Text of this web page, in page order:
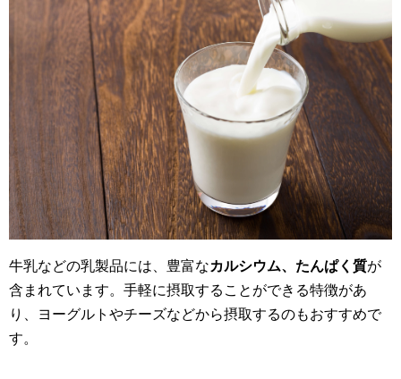
牛乳などの乳製品には、豊富なカルシウム、たんぱく質が
含まれています。手軽に摂取することができる特徴があ
り、ヨーグルトやチーズなどから摂取するのもおすすめで
す。